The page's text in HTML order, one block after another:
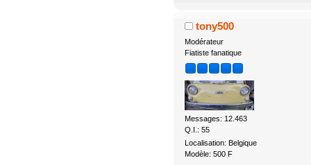
tony500
Modérateur
Fiatiste fanatique
Messages: 12.463
Q.I.: 55
Localisation: Belgique
Modèle: 500 F